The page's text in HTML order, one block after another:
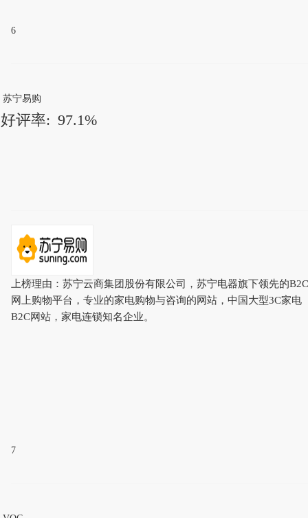
6
苏宁易购
好评率: 97.1%
上榜理由：苏宁云商集团股份有限公司，苏宁电器旗下领先的B2C
网上购物平台，专业的家电购物与咨询的网站，中国大型3C家电
B2C网站，家电连锁知名企业。
7